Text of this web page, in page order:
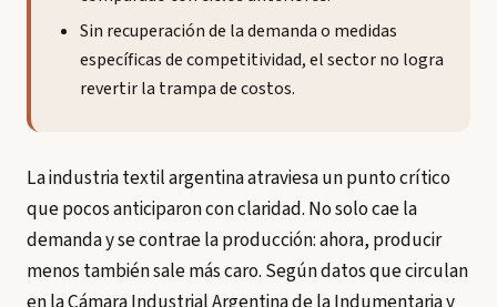
Sin recuperación de la demanda o medidas
específicas de competitividad, el sector no logra
revertir la trampa de costos.
La industria textil argentina atraviesa un punto crítico
que pocos anticiparon con claridad. No solo cae la
demanda y se contrae la producción: ahora, producir
menos también sale más caro. Según datos que circulan